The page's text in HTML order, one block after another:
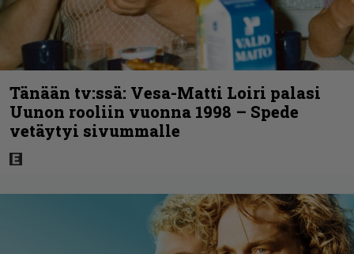
Tänään tv:ssä: Vesa-Matti Loiri palasi
Uunon rooliin vuonna 1998 – Spede
vetäytyi sivummalle